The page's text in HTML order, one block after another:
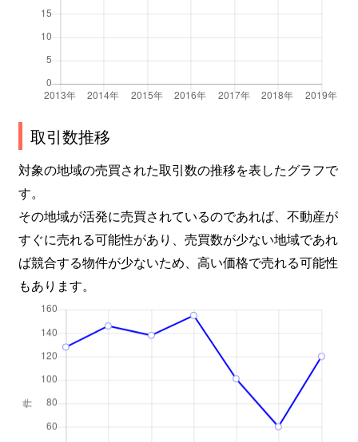
取引数推移
対象の地域の売買された取引数の推移を表したグラフで
す。
その地域が活発に売買されているのであれば、不動産が
すぐに売れる可能性があり、売買数が少ない地域であれ
ば競合する物件が少ないため、高い価格で売れる可能性
もあります。